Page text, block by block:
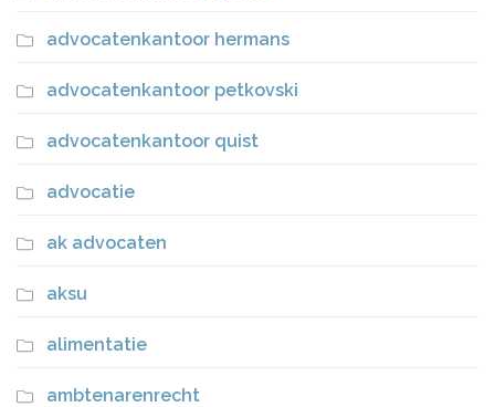
advocatenkantoor hermans
advocatenkantoor petkovski
advocatenkantoor quist
advocatie
ak advocaten
aksu
alimentatie
ambtenarenrecht